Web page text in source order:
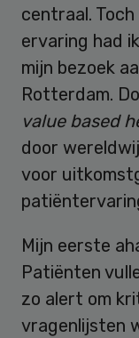
centraal.
ervaring had
mijn bezoek
Rotterdam.
value based
door
voor
Mijn eerste
Patiënten
zo alert om
vragenlijsten